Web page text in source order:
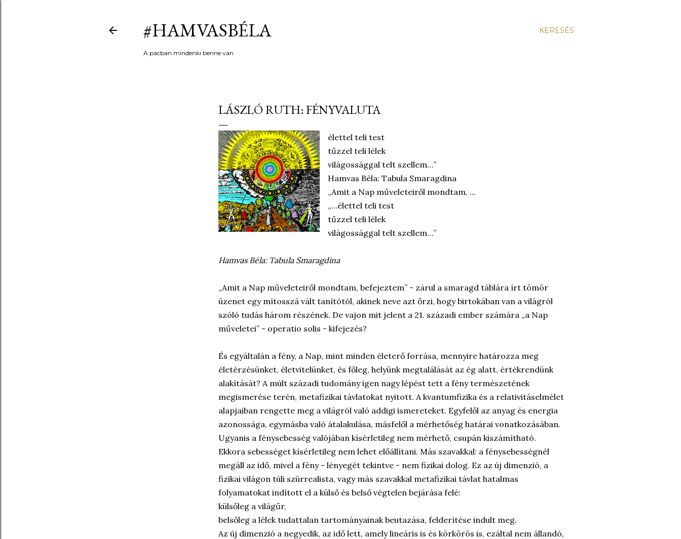
KERESÉS
#HAMVASBÉLA
A pácban mindenki benne van
LÁSZLÓ RUTH: FÉNYVALUTA
élettel teli test
tűzzel teli lélek
világossággal telt szellem…”
Hamvas Béla: Tabula Smaragdina
„Amit a Nap műveleteiről mondtam, ...
„…élettel teli test
tűzzel teli lélek
világossággal telt szellem…”
Hamvas Béla: Tabula Smaragdina
„Amit a Nap műveleteiről mondtam, befejeztem” - zárul a smaragd táblára írt tömör
üzenet egy mítosszá vált tanítótól, akinek neve azt őrzi, hogy birtokában van a világról
szóló tudás három részének. De vajon mit jelent a 21. századi ember számára „a Nap
műveletei” - operatio solis - kifejezés?
És egyáltalán a fény, a Nap, mint minden életerő forrása, mennyire határozza meg
életérzésünket, életvitelünket, és főleg, helyünk megtalálását az ég alatt, értékrendünk
alakítását? A múlt századi tudomány igen nagy lépést tett a fény természetének
megismerése terén, metafizikai távlatokat nyitott. A kvantumfizika és a relativitáselmélet
alapjaiban rengette meg a világról való addigi ismereteket. Egyfelől az anyag és energia
azonossága, egymásba való átalakulása, másfelől a mérhetőség határai vonatkozásában.
Ugyanis a fénysebesség valójában kísérletileg nem mérhető, csupán kiszámítható.
Ekkora sebességet kísérletileg nem lehet előállítani. Más szavakkal: a fénysebességnél
megáll az idő, mivel a fény - lényegét tekintve - nem fizikai dolog. Ez az új dimenzió, a
fizikai világon túli szürrealista, vagy más szavakkal metafizikai távlat hatalmas
folyamatokat indított el a külső és belső végtelen bejárása felé:
külsőleg a világűr,
belsőleg a lélek tudattalan tartományainak beutazása, felderítése indult meg.
Az új dimenzió a negyedik, az idő lett, amely lineáris is és körkörös is, ezáltal nem állandó,